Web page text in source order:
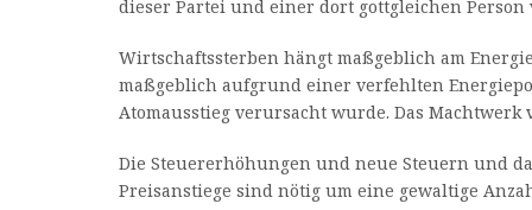
dieser Partei und einer dort gottgleichen
Wirtschaftssterben hängt maßgeblich am
maßgeblich aufgrund einer verfehlten
Atomausstieg verursacht wurde. Das Machtwerk
Die Steuererhöhungen und neue Steuern und
Preisanstiege sind nötig um eine gewaltige